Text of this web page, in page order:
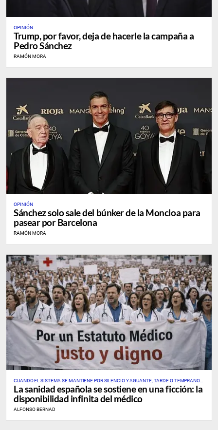
OPINIÓN
Trump, por favor, deja de hacerle la campaña a
Pedro Sánchez
RAMÓN MORA
OPINIÓN
Sánchez solo sale del búnker de la Moncloa para
pasear por Barcelona
RAMÓN MORA
CUANDO EL SISTEMA SE MANTIENE POR SILENCIO Y AGUANTE, TARDE O TEMPRANO
ROMPE POR EL ESLABÓN CRÍTICO
La sanidad española se sostiene en una ficción: la
disponibilidad infinita del médico
ALFONSO BERNAD